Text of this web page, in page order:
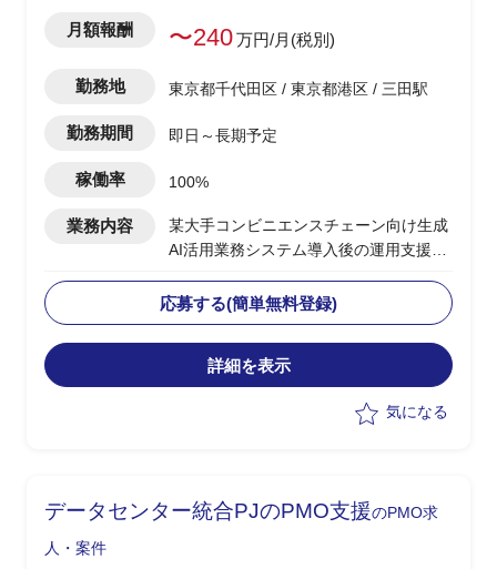
月額報酬 〜240万円/月(税別)
勤務地 東京都千代田区 / 東京都港区 / 三田駅
勤務期間 即日～長期予定
稼働率 100%
業務内容
某大手コンビニエンスチェーン向け生成
AI活用業務システム導入後の運用支援PJ
全体の推進・管理を担う
・運用スペシャリストとして、運用プロ
セスの設計・標準化・改善提案を主導
・システム運用の定着化支援（利用部門
・エンハンス要件のヒアリング・取りま
・運用KPIの設定・モニタリング、定期
応募する(簡単無料登録)
詳細を表示
気になる
データセンター統合PJのPMO支援のPMO求
人・案件